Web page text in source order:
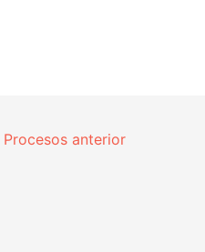
Procesos anterior